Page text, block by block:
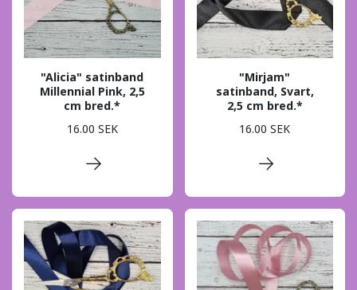
"Alicia" satinband
Millennial Pink, 2,5
cm bred.*
16.00 SEK
"Mirjam"
satinband, Svart,
2,5 cm bred.*
16.00 SEK